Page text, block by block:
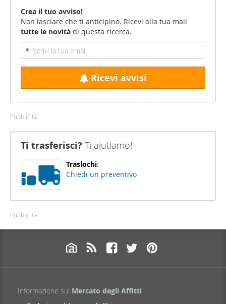
Crea il tuo avviso!
Non lasciare che ti anticipino. Ricevi alla tua mail
tutte le novità di questa ricerca.
Ricevi avvisi
Pubblicità
Ti trasferisci? Ti aiutiamo!
Traslochi:
Chiedi un preventivo
Pubblicità
Informazione sul Mercato degli Affitti